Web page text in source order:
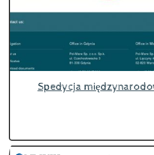
Spedycja